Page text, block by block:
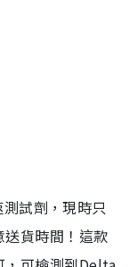
試劑，現時只
貨時間！這款